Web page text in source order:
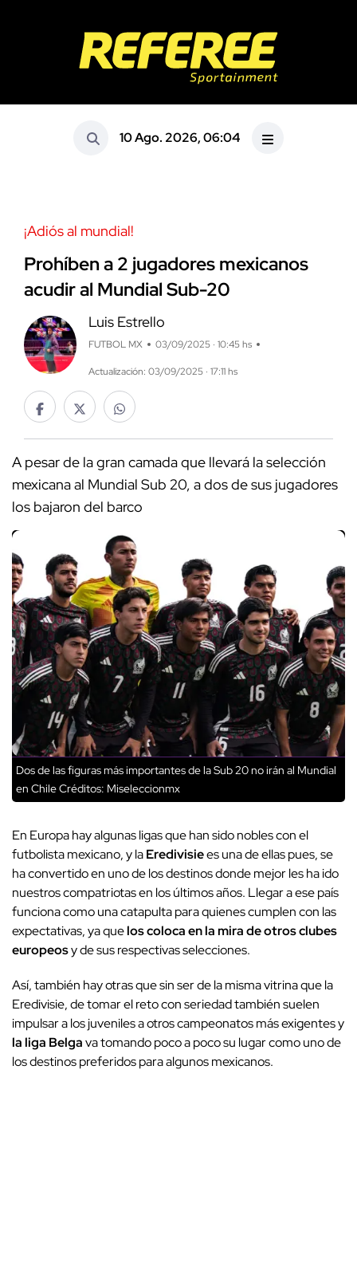
10 Ago. 2026, 06:04
¡Adiós al mundial!
Prohíben a 2 jugadores mexicanos
acudir al Mundial Sub-20
Luis Estrello
FUTBOL MX 03/09/2025 · 10:45 hs
Actualización: 03/09/2025 · 17:11 hs
A pesar de la gran camada que llevará la selección
mexicana al Mundial Sub 20, a dos de sus jugadores
los bajaron del barco
Dos de las figuras más importantes de la Sub 20 no irán al Mundial
en ChileCréditos: Miseleccionmx
En Europa hay algunas ligas que han sido nobles con el
futbolista mexicano, y laEredivisiees una de ellas pues, se
ha convertido en uno de los destinos donde mejor les ha ido
nuestros compatriotas en los últimos años. Llegar a ese país
funciona como una catapulta para quienes cumplen con las
expectativas, ya quelos coloca en la mira de otros clubes
europeosy de sus respectivas selecciones.
Así, también hay otras que sin ser de la misma vitrina que la
Eredivisie, de tomar el reto con seriedad también suelen
impulsar a los juveniles a otros campeonatos más exigentes y
la liga Belgava tomando poco a poco su lugar como uno de
los destinos preferidos para algunos mexicanos.